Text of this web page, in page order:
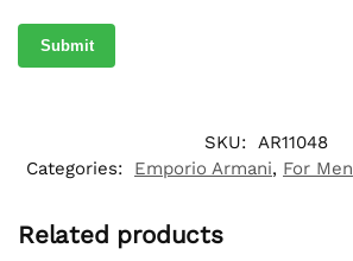
SKU: AR11048
Categories:
Emporio Armani, For Men
Related products